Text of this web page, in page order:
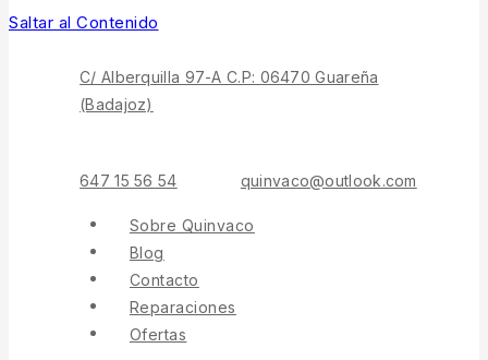
Saltar al Contenido
C/ Alberquilla 97-A C.P: 06470 Guareña
(Badajoz)
647 15 56 54 quinvaco@outlook.com
Sobre Quinvaco
Blog
Contacto
Reparaciones
Ofertas